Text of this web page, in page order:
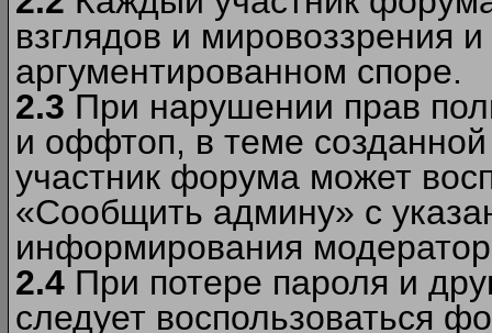
взглядов и мировоззрения
аргументированном споре.
2.3 При нарушении прав
и оффтоп, в теме
участник форума может
«Сообщить админу» с
информирования
2.4 При потере пароля и
следует воспользоваться